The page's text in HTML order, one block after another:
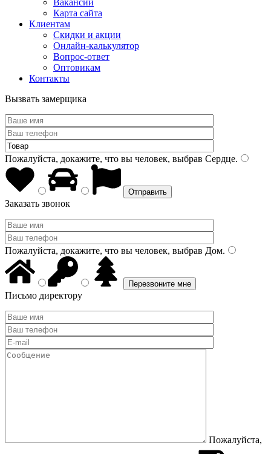
Вакансии
Карта сайта
Клиентам
Скидки и акции
Онлайн-калькулятор
Вопрос-ответ
Оптовикам
Контакты
Вызвать замерщика
Пожалуйста, докажите, что вы человек, выбрав Сердце.
Заказать звонок
Пожалуйста, докажите, что вы человек, выбрав Дом.
Письмо директору
Пожалуйста,